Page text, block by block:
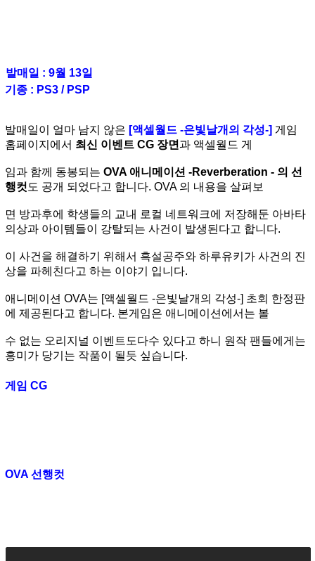
발매일 : 9월 13일
기종 : PS3 / PSP
발매일이 얼마 남지 않은 [액셀월드 -은빛날개의 각성-] 게임
홈페이지에서 최신 이벤트 CG 장면과 액셀월드 게
임과 함께 동봉되는 OVA 애니메이션 -Reverberation - 의 선
행컷도 공개 되었다고 합니다. OVA 의 내용을 살펴보
면 방과후에 학생들의 교내 로컬 네트워크에 저장해둔 아바타
의상과 아이템들이 강탈되는 사건이 발생된다고 합니다.
이 사건을 해결하기 위해서 흑설공주와 하루유키가 사건의 진
상을 파헤친다고 하는 이야기 입니다.
애니메이션 OVA는 [액셀월드 -은빛날개의 각성-] 초회 한정판
에 제공된다고 합니다. 본게임은 애니메이션에서는 볼
수 없는 오리지널 이벤트도다수 있다고 하니 원작 팬들에게는
흥미가 당기는 작품이 될듯 싶습니다.
게임 CG
OVA 선행컷